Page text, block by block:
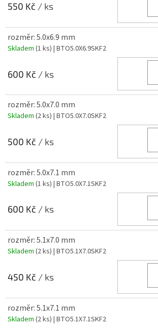
550 Kč / ks
rozměr: 5.0x6.9 mm
Skladem (1 ks) | BTO5.0X6.9SKF2
600 Kč / ks
rozměr: 5.0x7.0 mm
Skladem (2 ks) | BTO5.0X7.0SKF2
500 Kč / ks
rozměr: 5.0x7.1 mm
Skladem (1 ks) | BTO5.0X7.1SKF2
600 Kč / ks
rozměr: 5.1x7.0 mm
Skladem (2 ks) | BTO5.1X7.0SKF2
450 Kč / ks
rozměr: 5.1x7.1 mm
Skladem (2 ks) | BTO5.1X7.1SKF2